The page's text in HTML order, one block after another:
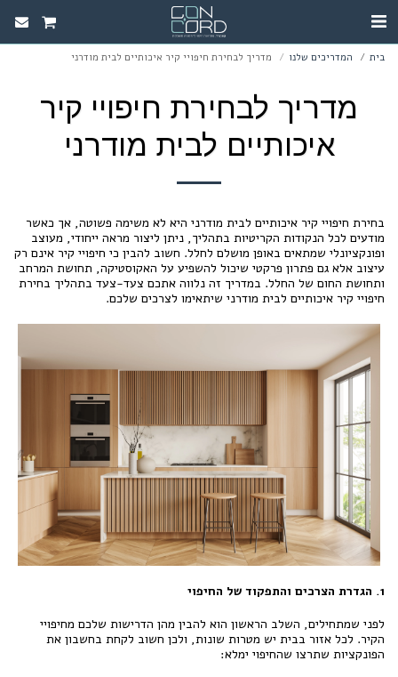
בית המדריכים שלנו מדריך לבחירת חיפויי קיר איכותיים לבית מודרני
מדריך לבחירת חיפויי קיר
איכותיים לבית מודרני
בחירת חיפויי קיר איכותיים לבית מודרני היא לא משימה פשוטה, אך כאשר
מודעים לכל הנקודות הקריטיות בתהליך, ניתן ליצור מראה ייחודי, מעוצב
ופונקציונלי שמתאים באופן מושלם לחלל. חשוב להבין כי חיפויי קיר אינם רק
עיצוב אלא גם פתרון פרקטי שיכול להשפיע על האקוסטיקה, תחושת המרחב
ותחושת החום של החלל. במדריך זה נלווה אתכם צעד-צעד בתהליך בחירת
חיפויי קיר איכותיים לבית מודרני שיתאימו לצרכים שלכם.
1. הגדרת הצרכים והתפקוד של החיפוי
לפני שמתחילים, השלב הראשון הוא להבין מהן הדרישות שלכם מחיפויי
הקיר. לכל אזור בבית יש מטרות שונות, ולכן חשוב לקחת בחשבון את
הפונקציות שתרצו שהחיפוי ימלא: